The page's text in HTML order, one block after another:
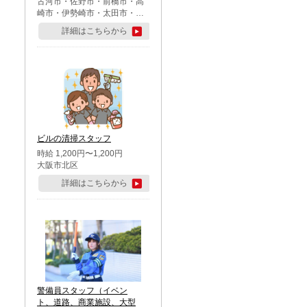
崎市・伊勢崎市・太田市・館
林市・藤岡市・大泉町・さい
たま市北区・川越市・熊谷
市・行田市・秩父市・所沢
市・鶴ケ島市・千葉市中央
区・市川市・松戸市・習志野
市・柏市・流山市・八千代
市・足立区・江戸川区・八王
子市・町田市
詳細はこちらから
ビルの清掃スタッフ
時給 1,200円〜1,200円
大阪市北区
詳細はこちらから
警備員スタッフ（イベン
ト、道路、商業施設、大型